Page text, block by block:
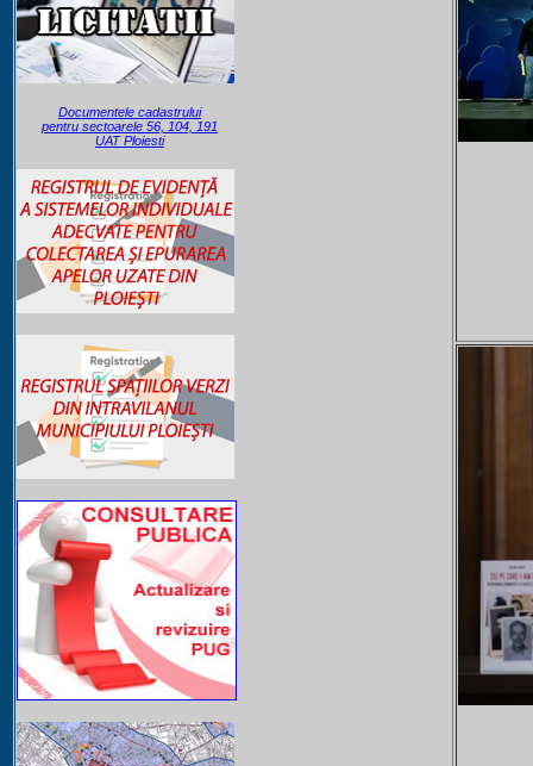
Documentele cadastrului
pentru sectoarele 56, 104, 191
UAT Ploiesti